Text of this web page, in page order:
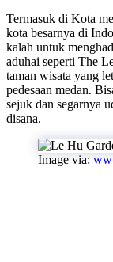
Termasuk di Kota
kota besarnya di
kalah untuk
aduhai seperti The
taman wisata yang
pedesaan medan.
sejuk dan segarnya
disana.
Image via: